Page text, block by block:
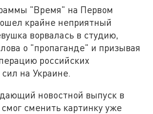
"Время" на Первом
крайне неприятный
ворвалась в студию,
о "пропаганде" и призывая
российских
на Украине.
новостной выпуск в
сменить картинку уже